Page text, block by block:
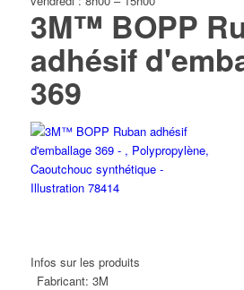
3M™ BOPP
adhésif
369
Infos sur les produits
Fabricant: 3M